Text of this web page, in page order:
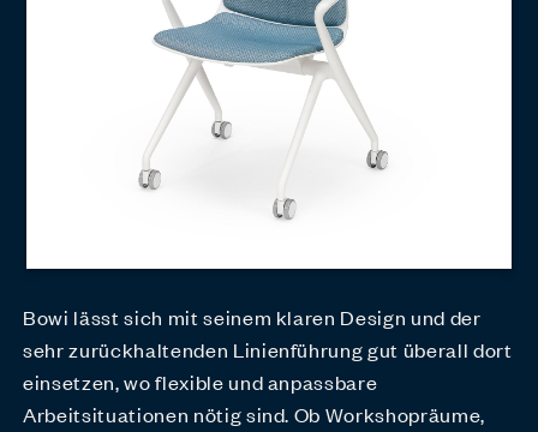
Bowi lässt sich mit seinem klaren Design und der
sehr zurückhaltenden Linienführung gut überall dort
einsetzen, wo flexible und anpassbare
Arbeitsituationen nötig sind. Ob Workshopräume,